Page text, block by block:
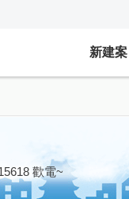
新建案
歡電~